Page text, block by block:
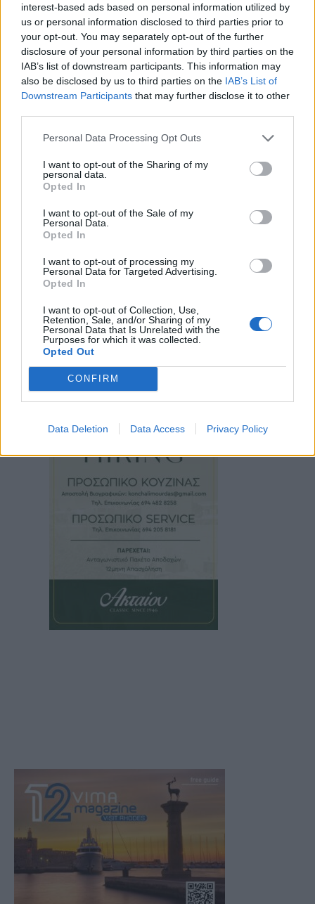
interest-based ads based on personal information utilized by
us or personal information disclosed to third parties prior to
your opt-out. You may separately opt-out of the further
disclosure of your personal information by third parties on the
IAB’s list of downstream participants. This information may
also be disclosed by us to third parties on the IAB’s List of
Downstream Participants that may further disclose it to other
Personal Data Processing Opt Outs
I want to opt-out of the Sharing of my
personal data.
Opted In
I want to opt-out of the Sale of my
Personal Data.
Opted In
I want to opt-out of processing my
Personal Data for Targeted Advertising.
Opted In
I want to opt-out of Collection, Use,
Retention, Sale, and/or Sharing of my
Personal Data that Is Unrelated with the
Purposes for which it was collected.
Opted Out
CONFIRM
Data Deletion Data Access Privacy Policy